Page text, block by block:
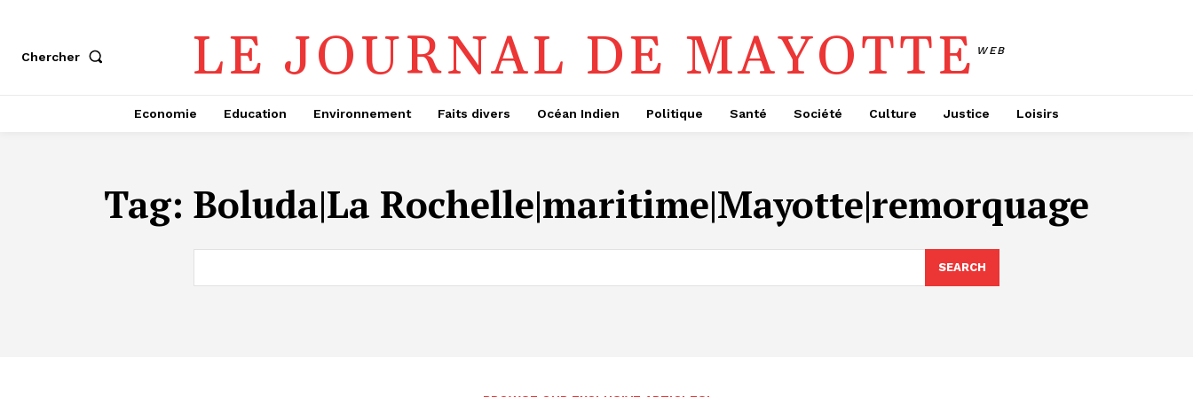
Chercher LE JOURNAL DE MAYOTTE WEB
Economie Education Environnement Faits divers Océan Indien Politique Santé Société Culture Justice Loisirs
Tag: Boluda|La Rochelle|maritime|Mayotte|remorquage
SEARCH